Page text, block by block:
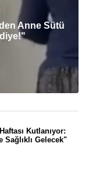
Anne Sütü
Kutlanıyor:
Gelecek"